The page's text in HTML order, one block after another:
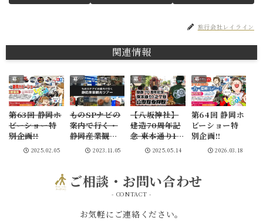
旅行会社レイライン
関連情報
募集･お知らせ
第63回 静岡ホ
ビーショー特
別企画!!
2025.02.05
募集･お知らせ
ものSPナビの
案内で行く・
静岡産業観光
ツアー2コース
2023.11.05
募集･お知らせ
【八坂神社】
建造70周年記
念 東本通り1,2
丁目 山車搭乗
拝観
2025.05.14
募集･お知らせ
第64回 静岡ホ
ビーショー特
別企画!!
2026.03.18
ご相談・お問い合わせ
- CONTACT -
お気軽にご連絡ください。